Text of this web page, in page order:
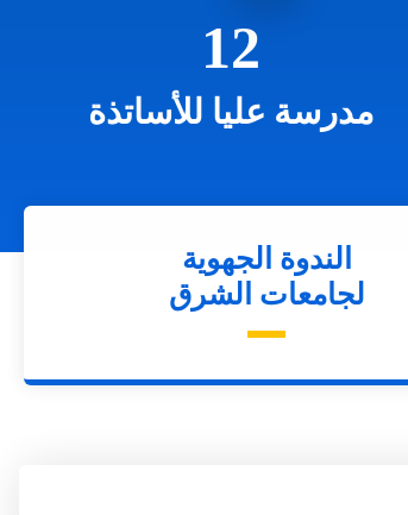
12
مدرسة عليا للأساتذة
الندوة الجهوية
لجامعات الشرق